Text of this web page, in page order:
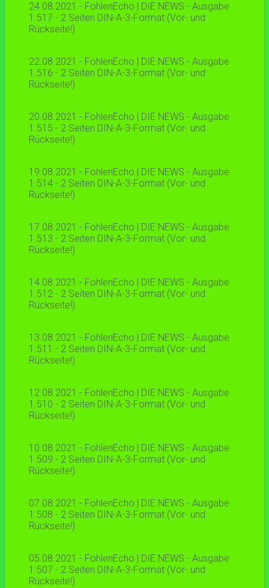
24.08.2021 - FohlenEcho | DIE NEWS - Ausgabe
1.517 - 2 Seiten DIN-A-3-Format (Vor- und
Rückseite!)
22.08.2021 - FohlenEcho | DIE NEWS - Ausgabe
1.516 - 2 Seiten DIN-A-3-Format (Vor- und
Rückseite!)
20.08.2021 - FohlenEcho | DIE NEWS - Ausgabe
1.515 - 2 Seiten DIN-A-3-Format (Vor- und
Rückseite!)
19.08.2021 - FohlenEcho | DIE NEWS - Ausgabe
1.514 - 2 Seiten DIN-A-3-Format (Vor- und
Rückseite!)
17.08.2021 - FohlenEcho | DIE NEWS - Ausgabe
1.513 - 2 Seiten DIN-A-3-Format (Vor- und
Rückseite!)
14.08.2021 - FohlenEcho | DIE NEWS - Ausgabe
1.512 - 2 Seiten DIN-A-3-Format (Vor- und
Rückseite!)
13.08.2021 - FohlenEcho | DIE NEWS - Ausgabe
1.511 - 2 Seiten DIN-A-3-Format (Vor- und
Rückseite!)
12.08.2021 - FohlenEcho | DIE NEWS - Ausgabe
1.510 - 2 Seiten DIN-A-3-Format (Vor- und
Rückseite!)
10.08.2021 - FohlenEcho | DIE NEWS - Ausgabe
1.509 - 2 Seiten DIN-A-3-Format (Vor- und
Rückseite!)
07.08.2021 - FohlenEcho | DIE NEWS - Ausgabe
1.508 - 2 Seiten DIN-A-3-Format (Vor- und
Rückseite!)
05.08.2021 - FohlenEcho | DIE NEWS - Ausgabe
1.507 - 2 Seiten DIN-A-3-Format (Vor- und
Rückseite!)